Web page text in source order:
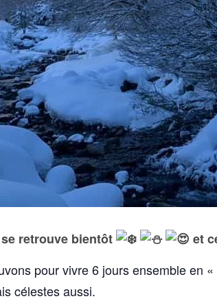
retrouve bientôt
et
pour vivre 6 jours ensemble en «
célestes aussi.